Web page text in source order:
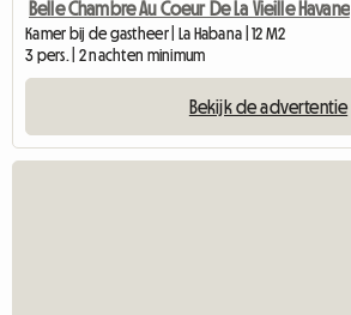
Belle Chambre Au Coeur De La Vieille Havane
Kamer bij de gastheer | La Habana | 12 M2
3 pers. | 2 nachten minimum
Bekijk de advertentie